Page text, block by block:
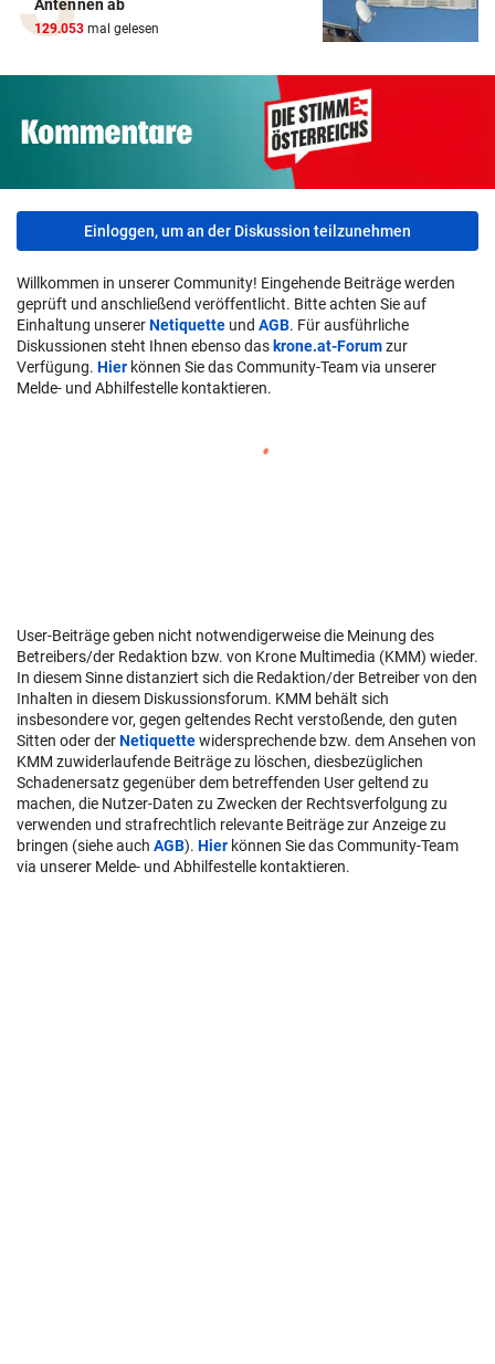
Antennen ab
129.053 mal gelesen
Einloggen, um an der Diskussion teilzunehmen
Willkommen in unserer Community! Eingehende Beiträge werden
geprüft und anschließend veröffentlicht. Bitte achten Sie auf
Einhaltung unsererNetiquette und AGB. Für ausführliche
Diskussionen steht Ihnen ebenso das krone.at-Forumzur
Verfügung. Hier können Sie das Community-Team via unserer
Melde- und Abhilfestelle kontaktieren.
User-Beiträge geben nicht notwendigerweise die Meinung des
Betreibers/der Redaktion bzw. von Krone Multimedia (KMM) wieder.
In diesem Sinne distanziert sich die Redaktion/der Betreiber von den
Inhalten in diesem Diskussionsforum. KMM behält sich
insbesondere vor, gegen geltendes Recht verstoßende, den guten
Sitten oder derNetiquettewidersprechende bzw. dem Ansehen von
KMM zuwiderlaufende Beiträge zu löschen, diesbezüglichen
Schadenersatz gegenüber dem betreffenden User geltend zu
machen, die Nutzer-Daten zu Zwecken der Rechtsverfolgung zu
verwenden und strafrechtlich relevante Beiträge zur Anzeige zu
bringen (siehe auch AGB). Hier können Sie das Community-Team
via unserer Melde- und Abhilfestelle kontaktieren.